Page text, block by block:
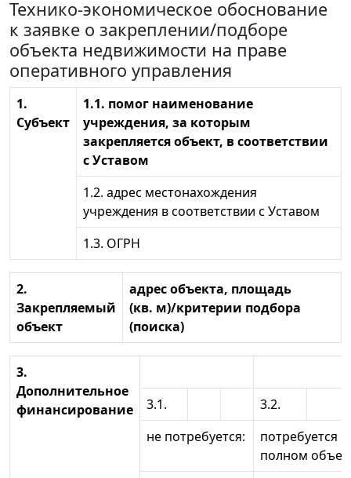
Технико-экономическое обоснование
к заявке о закреплении/подборе
объекта недвижимости на праве
оперативного управления
1.
Субъект
1.1. помог наименование
учреждения, за которым
закрепляется объект, в соответствии
с Уставом
1.2. адрес местонахождения
учреждения в соответствии с Уставом
1.3. ОГРН
2.
Закрепляемый
объект
адрес объекта, площадь
(кв. м)/критерии подбора
(поиска)
3.
Дополнительное
финансирование
3.1.
3.2.
не потребуется:
потребуется в
полном